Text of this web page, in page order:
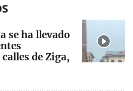
se ha llevado
de Ziga,